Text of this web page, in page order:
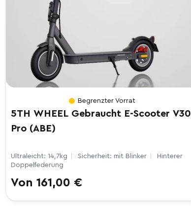
Begrenzter Vorrat
5TH WHEEL Gebraucht E-Scooter V30
Pro (ABE)
Ultraleicht: 14,7kg Sicherheit: mit Blinker
Hinterer
Doppelfederung
Normaler
Preis
Von 161,00 €